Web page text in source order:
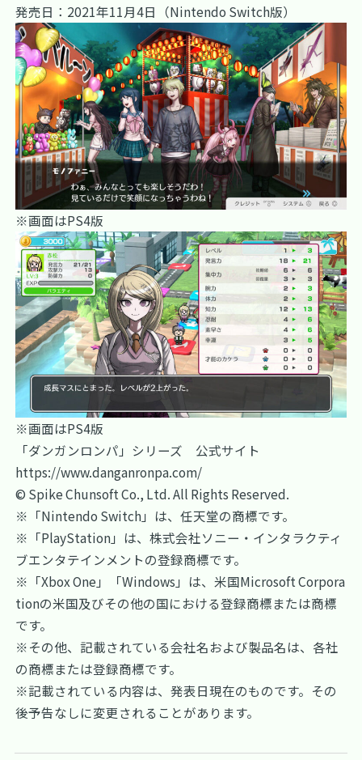
発売日：2021年11月4日（Nintendo Switch版）
※画面はPS4版
※画面はPS4版
「ダンガンロンパ」シリーズ 公式サイト
https://www.danganronpa.com/
© Spike Chunsoft Co., Ltd. All Rights Reserved.
※「Nintendo Switch」は、任天堂の商標です。
※「PlayStation」は、株式会社ソニー・インタラクティ
ブエンタテインメントの登録商標です。
※「Xbox One」「Windows」は、米国Microsoft Corpora
tionの米国及びその他の国における登録商標または商標
です。
※その他、記載されている会社名および製品名は、各社
の商標または登録商標です。
※記載されている内容は、発表日現在のものです。その
後予告なしに変更されることがあります。